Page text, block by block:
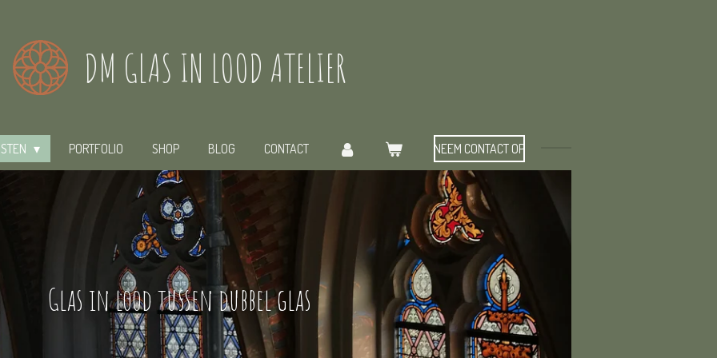
DM GLAS IN LOOD ATELIER
PORTFOLIO SHOP BLOG CONTACT NEEM CONTACT OP
Glas in lood tussen dubbel glas